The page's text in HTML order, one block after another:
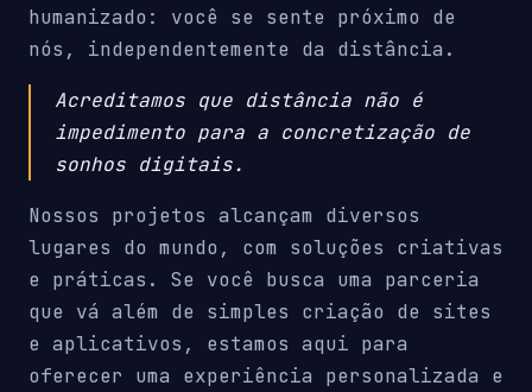
humanizado: você se sente próximo de
nós, independentemente da distância.
Acreditamos que distância não é
impedimento para a concretização de
sonhos digitais.
Nossos projetos alcançam diversos
lugares do mundo, com soluções criativas
e práticas. Se você busca uma parceria
que vá além de simples criação de sites
e aplicativos, estamos aqui para
oferecer uma experiência personalizada e